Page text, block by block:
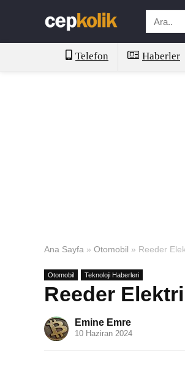
Telefon Haberler
Ana Sayfa » Otomobil » Reeder
Otomobil Teknoloji Haberleri
Reeder
Emine Emre
10 Haziran 2024